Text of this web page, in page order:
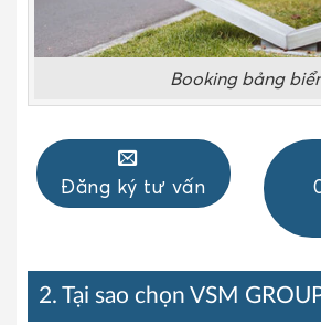
Booking bảng
Đăng ký tư vấn
2. Tại sao chọn VSM